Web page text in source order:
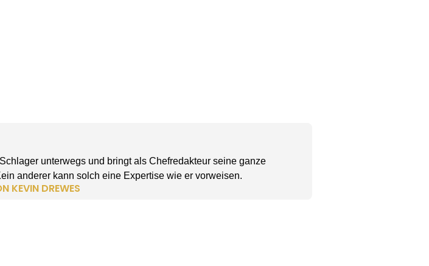
unterwegs und bringt als Chefredakteur seine ganze
anderer kann solch eine Expertise wie er vorweisen.
KEVIN DREWES